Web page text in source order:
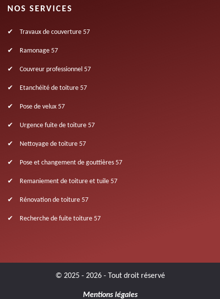
NOS SERVICES
Travaux de couverture 57
Ramonage 57
Couvreur professionnel 57
Etanchéité de toiture 57
Pose de velux 57
Urgence fuite de toiture 57
Nettoyage de toiture 57
Pose et changement de gouttières 57
Remaniement de toiture et tuile 57
Rénovation de toiture 57
Recherche de fuite toiture 57
© 2025 - 2026 - Tout droit réservé
Mentions légales